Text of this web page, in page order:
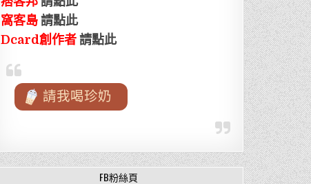
窩客島請點此
Dcard創作者 請點此
請我喝珍奶
FB粉絲頁